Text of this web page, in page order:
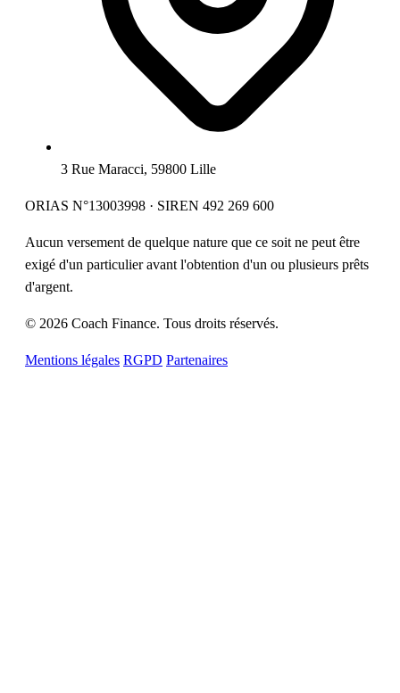
3 Rue Maracci, 59800 Lille
ORIAS N°13003998 · SIREN 492 269 600
Aucun versement de quelque nature que ce soit ne peut être
exigé d'un particulier avant l'obtention d'un ou plusieurs prêts
d'argent.
© 2026 Coach Finance. Tous droits réservés.
Mentions légales RGPD Partenaires